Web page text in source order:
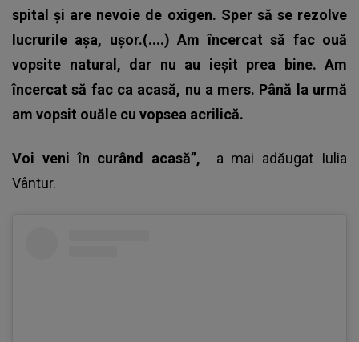
spital și are nevoie de oxigen. Sper să se rezolve
lucrurile așa, ușor.(....) Am încercat să fac ouă
vopsite natural, dar nu au ieșit prea bine. Am
încercat să fac ca acasă, nu a mers. Până la urmă
am vopsit ouăle cu vopsea acrilică.
Voi veni în curând acasă”, a mai adăugat Iulia
Vântur.